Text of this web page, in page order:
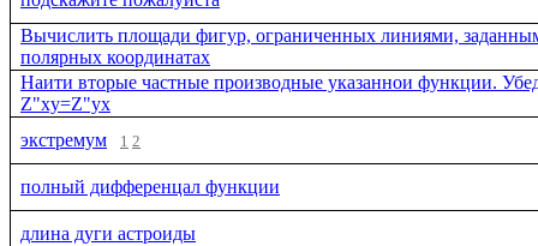
Вычислить площади фигур, ограниченных линиями,
полярных координатах
Наити вторые частные производные указаннои функции.
Z"xy=Z"yx
экстремум
1 2
полный дифференцал функции
длина дуги астроиды